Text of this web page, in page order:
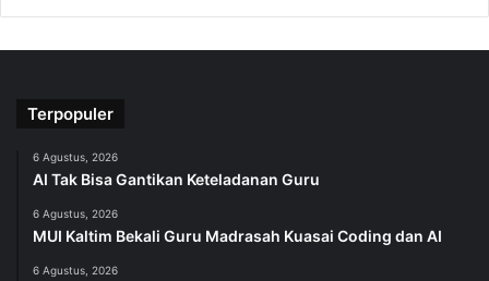
Terpopuler
6 Agustus, 2026
AI Tak Bisa Gantikan Keteladanan Guru
6 Agustus, 2026
MUI Kaltim Bekali Guru Madrasah Kuasai Coding dan AI
6 Agustus, 2026